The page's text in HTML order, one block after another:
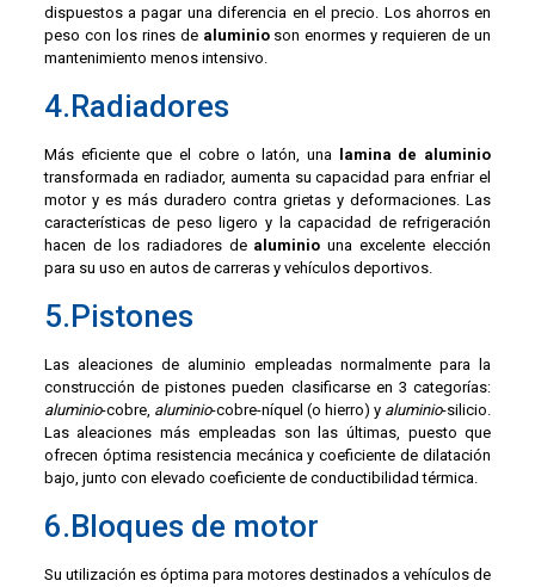
dispuestos a pagar una diferencia en el precio. Los ahorros en
peso con los rines de aluminioson enormes y requieren de un
mantenimiento menos intensivo.
4.Radiadores
Más eficiente que el cobre o latón, una
lamina de aluminio
transformada en radiador, aumenta su capacidad para enfriar el
motor y es más duradero contra grietas y deformaciones. Las
características de peso ligero y la capacidad de refrigeración
hacen de los radiadores de aluminio una excelente elección
para su uso en autos de carreras y vehículos deportivos.
5.Pistones
Las aleaciones de aluminio empleadas normalmente para la
construcción de pistones pueden clasificarse en 3 categorías:
aluminio-cobre, aluminio-cobre-níquel (o hierro) y aluminio-silicio.
Las aleaciones más empleadas son las últimas, puesto que
ofrecen óptima resistencia mecánica y coeficiente de dilatación
bajo, junto con elevado coeficiente de conductibilidad térmica.
6.Bloques de motor
Su utilización es óptima para motores destinados a vehículos de